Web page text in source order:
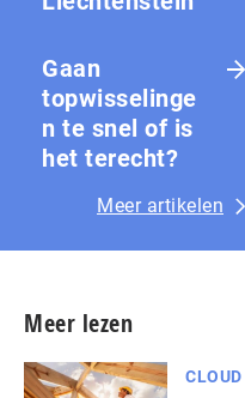
Gaan
topwisselinge
n te snel of is
het terecht?
Meer artikelen
Meer lezen